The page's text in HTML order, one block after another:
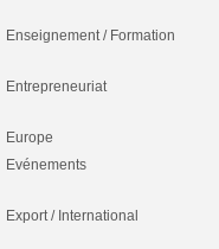
Enseignement / Formation
Entrepreneuriat
Europe
Evénements
Export / International